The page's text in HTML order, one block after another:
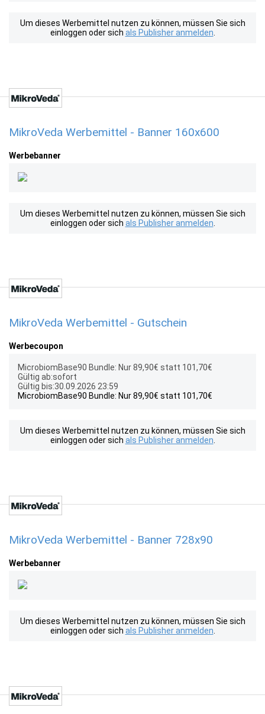
Um dieses Werbemittel nutzen zu können, müssen Sie sich
einloggen oder sich als Publisher anmelden
MikroVeda Werbemittel - Banner 160x600
Werbebanner
Um dieses Werbemittel nutzen zu können, müssen Sie sich
einloggen oder sich als Publisher anmelden
MikroVeda Werbemittel - Gutschein
Werbecoupon
MicrobiomBase90 Bundle: Nur 89,90€ statt 101,70€
Gültig ab:sofort
Gültig bis:30.09.2026 23:59
MicrobiomBase90 Bundle: Nur 89,90€ statt 101,70€
Um dieses Werbemittel nutzen zu können, müssen Sie sich
einloggen oder sich als Publisher anmelden
MikroVeda Werbemittel - Banner 728x90
Werbebanner
Um dieses Werbemittel nutzen zu können, müssen Sie sich
einloggen oder sich als Publisher anmelden